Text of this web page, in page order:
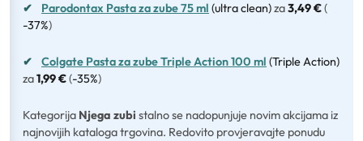
✔ Parodontax Pasta za zube 75 ml (ultra clean)za3,49 €(
-37%)
✔ Colgate Pasta za zube Triple Action 100 ml (Triple Action)
za1,99 €(-35%)
Kategorija Njega zubi stalno se nadopunjuje novim akcijama iz
najnovijih kataloga trgovina. Redovito provjeravajte ponudu